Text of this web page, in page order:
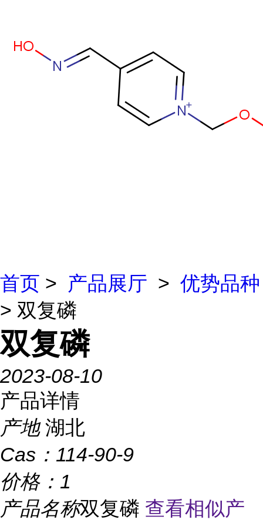
首页 > 产品展厅 > 优势品种
> 双复磷
双复磷
2023-08-10
产品详情
产地 湖北
Cas： 114-90-9
价格： 1
产品名称双复磷 查看相似产